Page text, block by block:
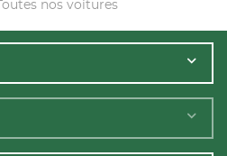
Toutes nos voitures